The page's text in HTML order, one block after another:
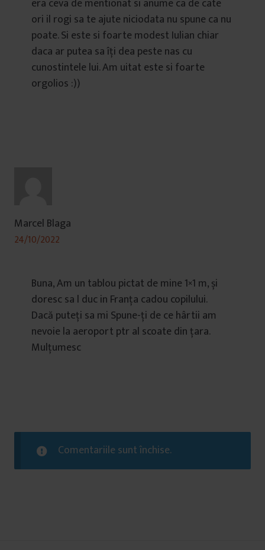
ori il rogi sa te ajute niciodata nu spune ca nu
poate. Si este si foarte modest Iulian chiar
daca ar putea sa îți dea peste nas cu
cunostintele lui. Am uitat este si foarte
orgolios :))
Marcel Blaga
24/10/2022
Buna, Am un tablou pictat de mine 1×1 m, și
doresc sa l duc in Franța cadou copilului.
Dacă puteți sa mi Spune-ți de ce hârtii am
nevoie la aeroport ptr al scoate din țara.
Mulțumesc
Comentariile sunt închise.